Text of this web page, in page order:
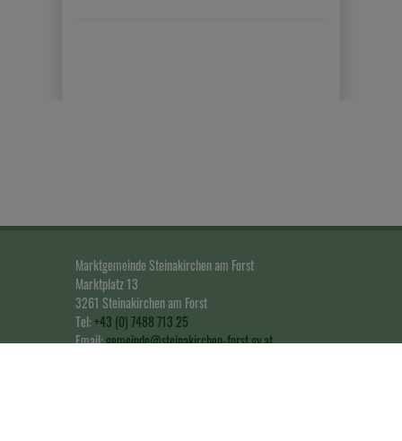
Marktgemeinde Steinakirchen am Forst
Marktplatz 13
3261 Steinakirchen am Forst
Tel:+43 (0) 7488 713 25
Email:gemeinde@steinakirchen-forst.gv.at